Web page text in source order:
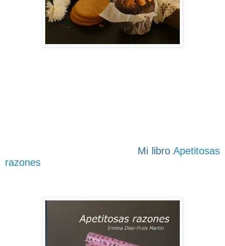
Mi libro Apetitosas
razones